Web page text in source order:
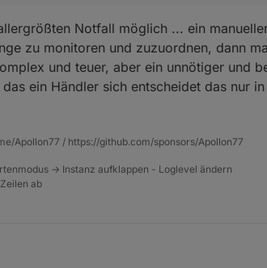
das es vllt nächstes Jahr keine
was auch immer) fangen wir bitte einfach nicht an
is scho recht!
Notfall möglich ... ein
zu monitoren und zuzuordnen, dann
und teuer, aber ein unnötiger und
ein Händler sich entscheidet das nur
Apollon77 / https://github.com/sponsors/Apollon77
-> Instanz aufklappen - Loglevel ändern
ab